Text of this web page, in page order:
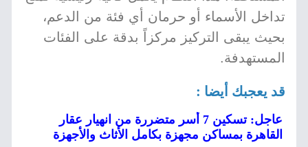
تداخل الأسماء أو حرمان أي فئة من الدعم،
بحيث يبقى التركيز مركزاً بدقة على الفئات
المستهدفة.
قد يعجبك أيضا :
عاجل: تسكين 7 أسر متضررة من انهيار عقار
القاهرة بمساكن مجهزة بكامل الأثاث والأجهزة